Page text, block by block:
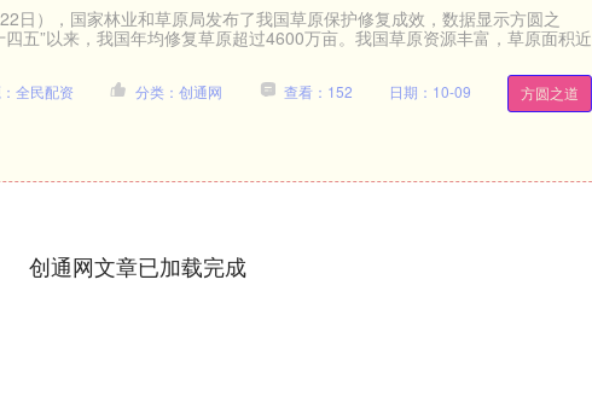
日），国家林业和草原局发布了我国草原保护修复成效，数据显示方圆之
四五”以来，我国年均修复草原超过4600万亩。我国草原资源丰富，草原面积近
方圆之道
全民配资 分类：创通网 查看：152 日期：10-09
创通网文章已加载完成